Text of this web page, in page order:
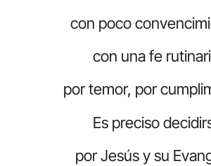
con poco
con una fe
por temor, por
Es preciso
por Jesús y su